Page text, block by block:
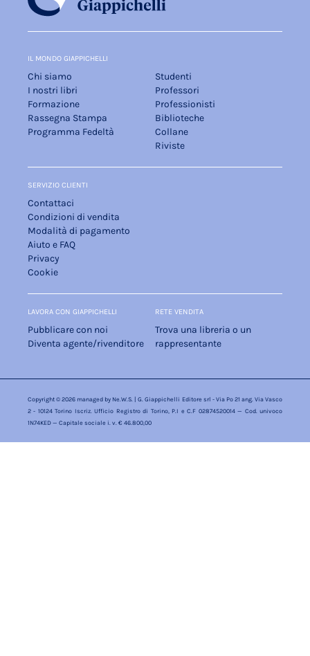
IL MONDO GIAPPICHELLI
Chi siamo
I nostri libri
Formazione
Rassegna Stampa
Programma Fedeltà
Studenti
Professori
Professionisti
Biblioteche
Collane
Riviste
SERVIZIO CLIENTI
Contattaci
Condizioni di vendita
Modalità di pagamento
Aiuto e FAQ
Privacy
Cookie
LAVORA CON GIAPPICHELLI
Pubblicare con noi
Diventa agente/rivenditore
RETE VENDITA
Trova una libreria o un
rappresentante
Copyright © 2026 managed by Ne.W.S. | G. Giappichelli Editore srl - Via Po 21 ang. Via Vasco
2 - 10124 Torino Iscriz. Ufficio Registro di Torino, P.I e C.F 02874520014 — Cod. univoco
1N74KED — Capitale sociale i. v. € 46.800,00